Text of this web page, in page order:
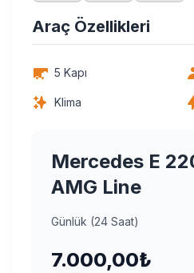
Araç Özellikleri
5 Kapı
Klima
Mercedes E
AMG Line
Günlük (24 Saat)
7.000,00₺